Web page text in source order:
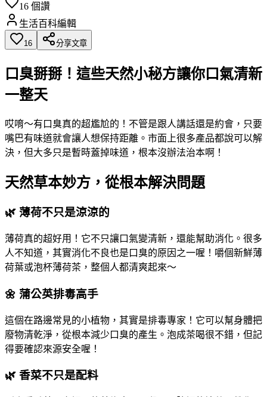
16 個讚
生活百科編輯
16 分享文章
口臭掰掰！這些天然小秘方讓你口氣清新
一整天
哎唷～有口臭真的超尷尬的！不管是跟人講話還是約會，只要
嘴巴有味道就會讓人想保持距離。市面上很多產品都說可以解
決，但大多只是暫時蓋掉味道，根本沒辦法治本啊！
天然草本妙方，從根本解決問題
🌿 薄荷不只是涼涼的
薄荷真的超好用！它不只讓口氣變清新，還能幫助消化。很多
人不知道，其實消化不良也是口臭的原因之一喔！嚼個新鮮薄
荷葉或泡杯薄荷茶，整個人都清爽起來～
🌼 蒲公英排毒高手
這個在路邊常見的小植物，其實是排毒專家！它可以幫身體把
廢物清乾淨，從根本減少口臭的產生。泡成茶喝很不錯，但記
得要確認來源安全喔！
🌿 香菜不只是配料